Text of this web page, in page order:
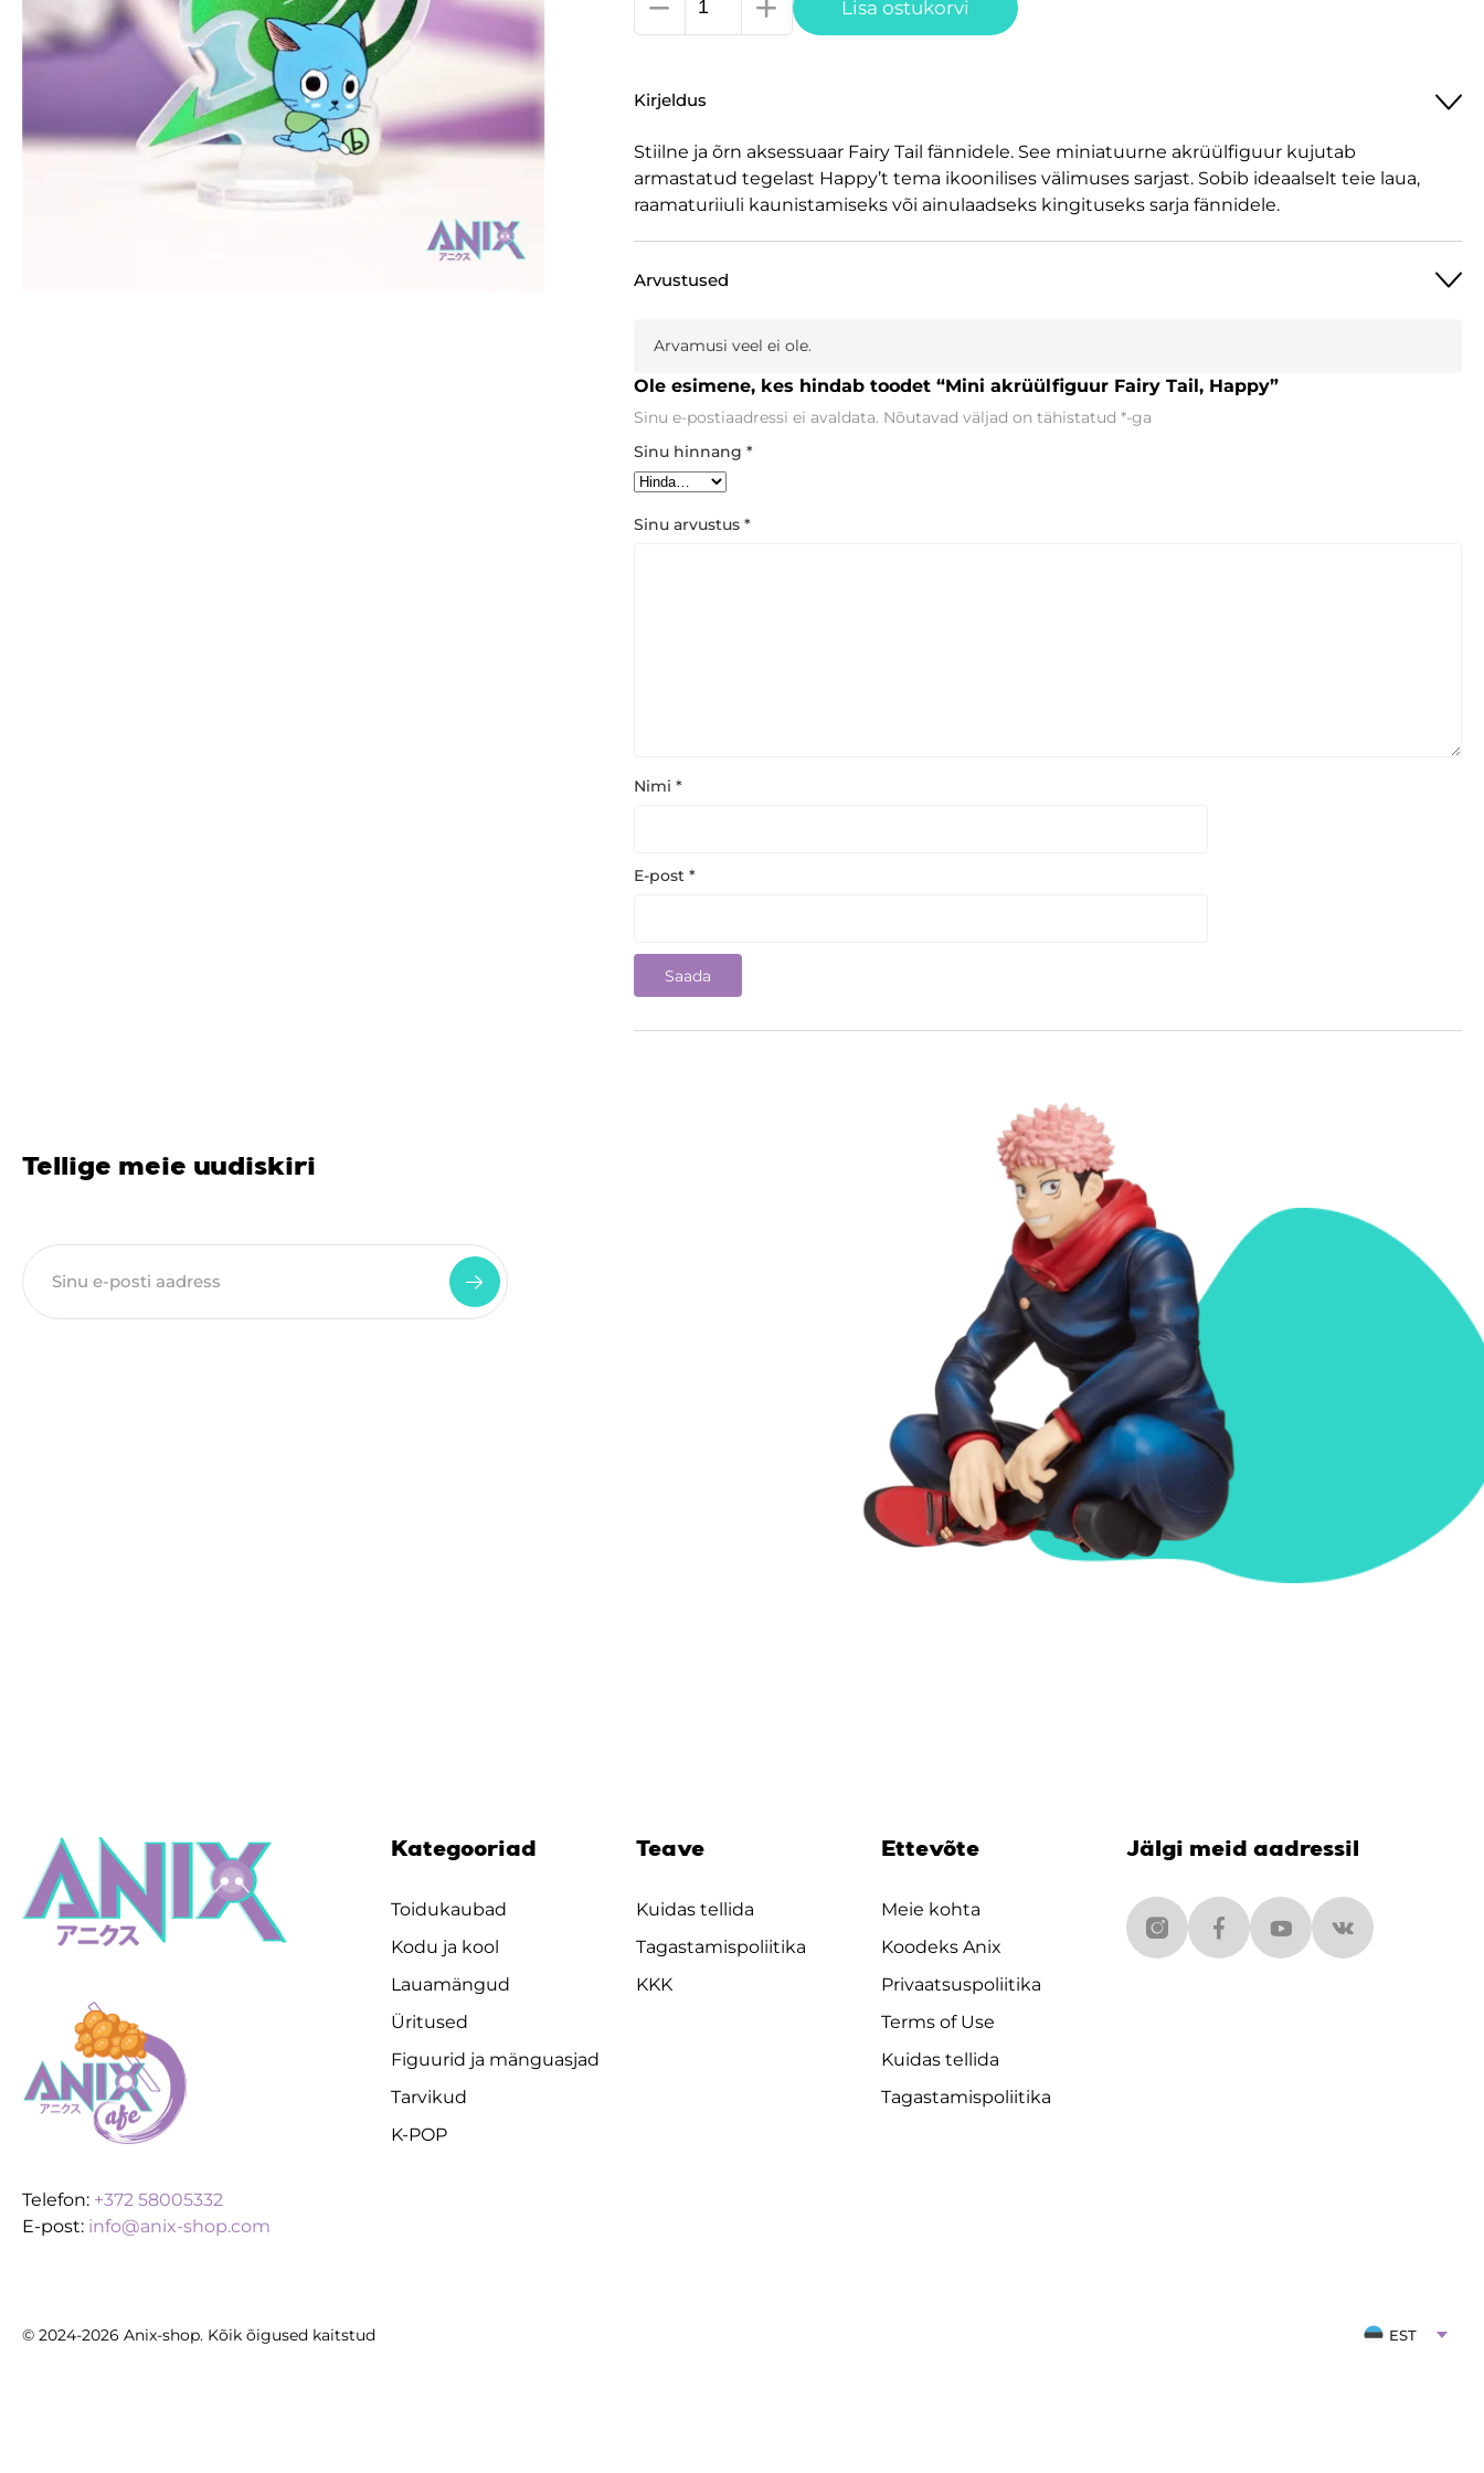
Mini
akrüülfiguur
Happy
Lisa ostukorvi
Kirjeldus
Stiilne ja õrn aksessuaar Fairy Tail fännidele. See miniatuurne akrüülfiguur kujutab
armastatud tegelast Happy’t tema ikoonilises välimuses sarjast. Sobib ideaalselt teie laua,
raamaturiiuli kaunistamiseks või ainulaadseks kingituseks sarja fännidele.
Arvustused
Arvamusi veel ei ole.
Ole esimene, kes hindab toodet “Mini akrüülfiguur Fairy Tail, Happy”
Sinu e-postiaadressi ei avaldata. Nõutavad väljad on tähistatud *-ga
Sinu hinnang *
Sinu arvustus *
Nimi *
E-post *
Tellige meie uudiskiri
Telefon: +372 58005332
E-post: info@anix-shop.com
Kategooriad
Toidukaubad
Kodu ja kool
Lauamängud
Üritused
Figuurid ja mänguasjad
Tarvikud
K-POP
Teave
Kuidas tellida
Tagastamispoliitika
KKK
Ettevõte
Meie kohta
Koodeks Anix
Privaatsuspoliitika
Terms of Use
Kuidas tellida
Tagastamispoliitika
Jälgi meid aadressil
© 2024-2026 Anix-shop. Kõik õigused kaitstud EST